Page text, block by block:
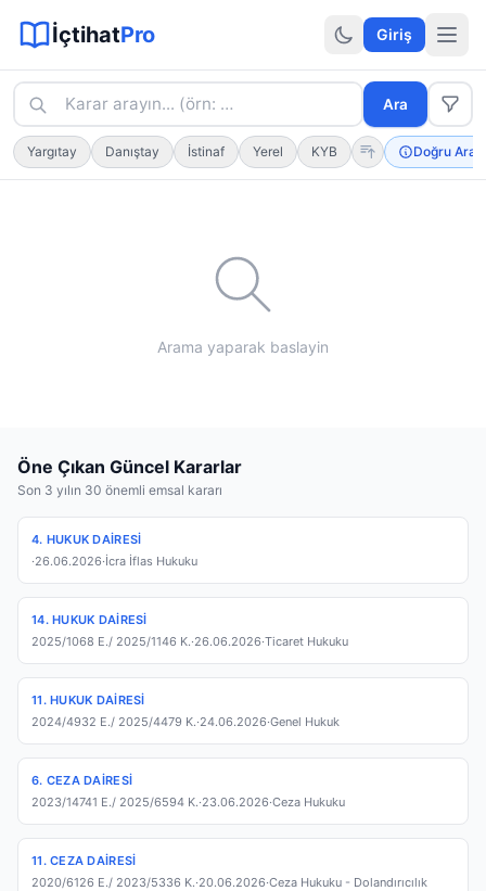
Hukuki Araçlar
İçtihatPro Giriş
Karar arayın... (örn: kıdem tazminatı · tam ifade için Ara
Yargıtay Danıştay İstinaf Yerel KYB Doğru
Arama yaparak baslayin
Öne Çıkan Güncel Kararlar
Son 3 yılın 30 önemli emsal kararı
4. HUKUK DAIRESI
·26.06.2026·İcra İflas Hukuku
14. HUKUK DAIRESI
2025/1068 E./ 2025/1146 K.·26.06.2026·Ticaret Hukuku
11. HUKUK DAIRESI
2024/4932 E./ 2025/4479 K.·24.06.2026·Genel Hukuk
6. CEZA DAIRESI
2023/14741 E./ 2025/6594 K.·23.06.2026·Ceza Hukuku
11. CEZA DAIRESI
2020/6126 E./ 2023/5336 K.·20.06.2026·Ceza Hukuku - Dolandırıcılık